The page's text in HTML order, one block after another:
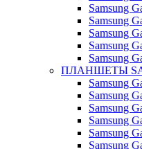
Samsung
Samsung
Samsung
Samsung
Samsung
ПЛАНШЕТЫ
Samsung
Samsung
Samsung
Samsung
Samsung
Samsung